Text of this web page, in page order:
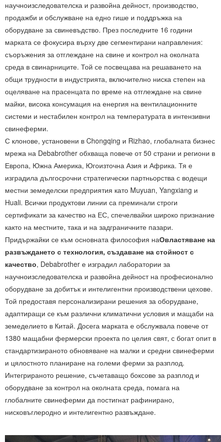
научноизследователска и развойна дейност, производство,
продажби и обслужване на едно гише и поддръжка на
оборудване за свиневъдство. През последните 16 години
марката се фокусира върху две сегментирани направления:
съоръжения за отглеждане на свине и контрол на околната
среда в свинарниците. Той се посвещава на решаването на
общи трудности в индустрията, включително ниска степен на
оцеляване на прасенцата по време на отглеждане на свине
майки, висока консумация на енергия на вентилационните
системи и нестабилен контрол на температурата в интензивни
свинеферми.
С клонове, установени в Chongqing и Rizhao, глобалната бизнес
мрежа на Debabrother обхваща повече от 50 страни и региони в
Европа, Южна Америка, Югоизточна Азия и Африка. Тя е
изградила дългосрочни стратегически партньорства с водещи
местни земеделски предприятия като Muyuan, Yangxiang и
Huali. Всички продуктови линии са преминали строги
сертификати за качество на ЕС, спечелвайки широко признание
както на местните, така и на задграничните пазари.
Придържайки се към основната философия наОвластяване на
развъждането с технология, създаване на стойност с
качество, Debabrother е изградил лаборатории за
научноизследователска и развойна дейност на професионално
оборудване за добитък и интелигентни производствени цехове.
Той предоставя персонализирани решения за оборудване,
адаптиращи се към различни климатични условия и мащаби на
земеделието в Китай. Досега марката е обслужвала повече от
1380 мащабни фермерски проекта по целия свят, с богат опит в
стандартизираното обновяване на малки и средни свинеферми
и цялостното планиране на големи ферми за разплод.
Интегрираното решение, съчетаващо боксове за разплод и
оборудване за контрол на околната среда, помага на
глобалните свинеферми да постигнат рафинирано,
нисковъглеродно и интелигентно развъждане.